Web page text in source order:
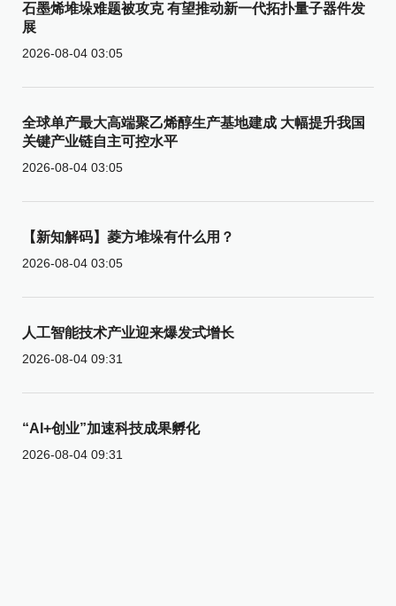
石墨烯堆垛难题被攻克 有望推动新一代拓扑量子器件发
展
2026-08-04 03:05
全球单产最大高端聚乙烯醇生产基地建成 大幅提升我国
关键产业链自主可控水平
2026-08-04 03:05
【新知解码】菱方堆垛有什么用？
2026-08-04 03:05
人工智能技术产业迎来爆发式增长
2026-08-04 09:31
“AI+创业”加速科技成果孵化
2026-08-04 09:31